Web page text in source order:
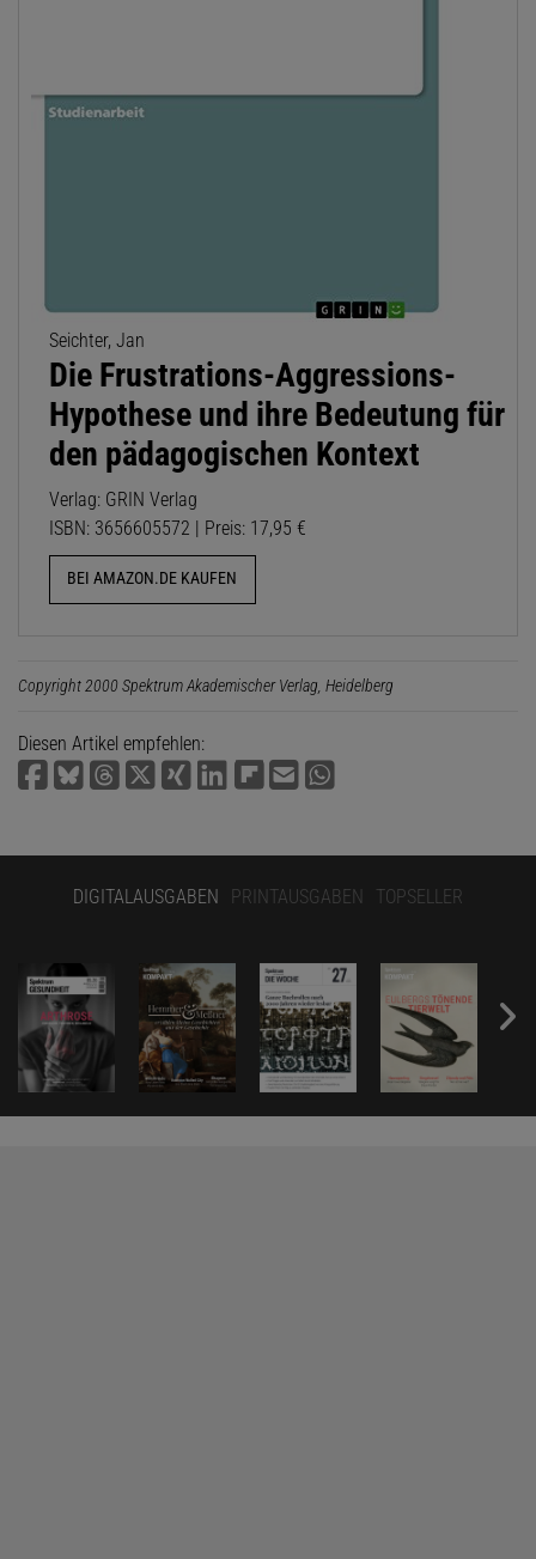
Seichter, Jan
Die Frustrations-Aggressions-
Hypothese und ihre Bedeutung für
den pädagogischen Kontext
Verlag: GRIN Verlag
ISBN: 3656605572 | Preis: 17,95 €
BEI AMAZON.DE KAUFEN
Copyright 2000 Spektrum Akademischer Verlag, Heidelberg
Diesen Artikel empfehlen:
DIGITALAUSGABEN PRINTAUSGABEN TOPSELLER